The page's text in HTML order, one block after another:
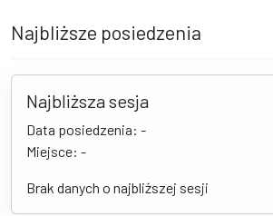
Najbliższe posiedzenia
Najbliższa sesja
Data posiedzenia: -
Miejsce: -
Brak danych o najbliższej sesji